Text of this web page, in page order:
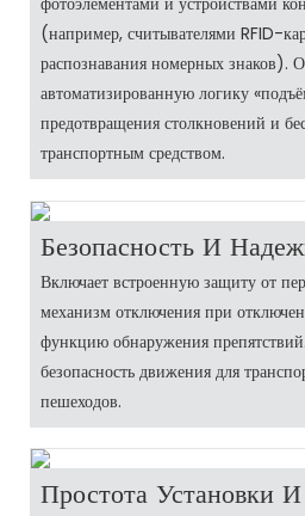
(например, считывателями RFID-
распознавания номерных знаков).
автоматизированную логику
предотвращения столкновений и
транспортным средством.
Безопасность И
Включает встроенную защиту от
механизм отключения при
функцию обнаружения
безопасность движения для
пешеходов.
Простота Установки